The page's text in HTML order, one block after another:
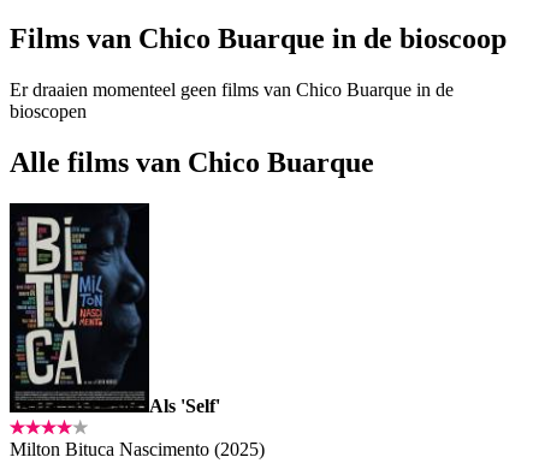
Films van Chico Buarque in de bioscoop
Er draaien momenteel geen films van Chico Buarque in de
bioscopen
Alle films van Chico Buarque
Als 'Self'
Milton Bituca Nascimento (2025)